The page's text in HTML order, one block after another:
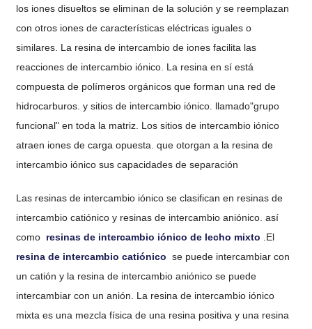
los iones disueltos se eliminan de la solución y se reemplazan
con otros iones de características eléctricas iguales o
similares. La resina de intercambio de iones facilita las
reacciones de intercambio iónico. La resina en sí está
compuesta de polímeros orgánicos que forman una red de
hidrocarburos. y sitios de intercambio iónico. llamado"grupo
funcional" en toda la matriz. Los sitios de intercambio iónico
atraen iones de carga opuesta. que otorgan a la resina de
intercambio iónico sus capacidades de separación
Las resinas de intercambio iónico se clasifican en resinas de
intercambio catiónico y resinas de intercambio aniónico. así
como resinas de intercambio iónico de lecho mixto
.El
resina de intercambio catiónico se puede intercambiar con
un catión y la resina de intercambio aniónico se puede
intercambiar con un anión. La resina de intercambio iónico
mixta es una mezcla física de una resina positiva y una resina